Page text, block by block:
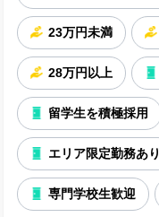
23万円未満
28万円以上
留学生を積極採用
エリア限定勤務あり
専門学校生歓迎